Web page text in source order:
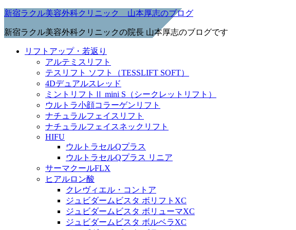
新宿ラクル美容外科クリニック 山本厚志のブログ
新宿ラクル美容外科クリニックの院長 山本厚志のブログです
リフトアップ・若返り
アルテミスリフト
テスリフト ソフト（TESSLIFT SOFT）
4Dデュアルスレッド
ミントリフトⅡ mini S（シークレットリフト）
ウルトラ小顔コラーゲンリフト
ナチュラルフェイスリフト
ナチュラルフェイスネックリフト
HIFU
ウルトラセルQプラス
ウルトラセルQプラス リニア
サーマクールFLX
ヒアルロン酸
クレヴィエル・コントア
ジュビダームビスタ ボリフトXC
ジュビダームビスタ ボリューマXC
ジュビダームビスタ ボルベラXC